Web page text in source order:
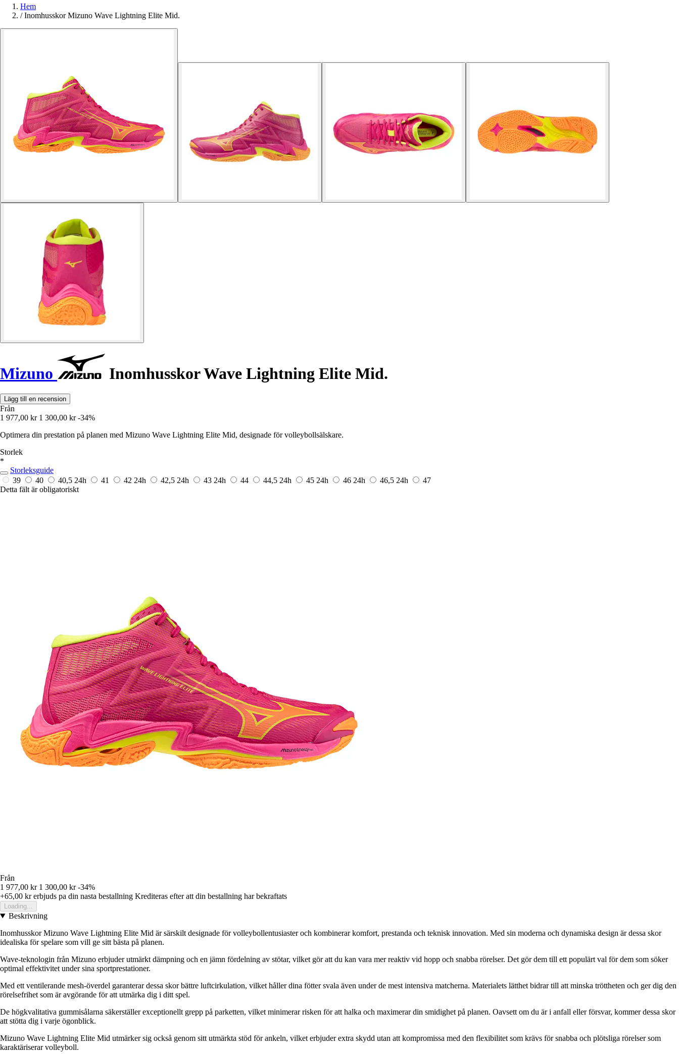
Hem
/ Inomhusskor Mizuno Wave Lightning Elite Mid.
Mizuno Inomhusskor Wave Lightning Elite Mid.
Lägg till en recension
Från
1 977,00 kr 1 300,00 kr -34%
Optimera din prestation på planen med Mizuno Wave Lightning Elite Mid, designade för volleybollsälskare.
Storlek
*
Storleksguide
39
40 40,5 24h 41 42 24h 42,5 24h 43 24h 44 44,5 24h 45 24h 46 24h 46,5 24h
47
Detta fält är obligatoriskt
Från
1 977,00 kr 1 300,00 kr -34%
+65,00 krerbjuds pa din nasta bestallning Krediteras efter att din bestallning har bekraftats
Loading...
Beskrivning
Inomhusskor Mizuno Wave Lightning Elite Mid är särskilt designade för volleybollentusiaster och kombinerar komfort, prestanda och teknisk innovation. Med sin moderna och dynamiska design är dessa skor
idealiska för spelare som vill ge sitt bästa på planen.
Wave-teknologin från Mizuno erbjuder utmärkt dämpning och en jämn fördelning av stötar, vilket gör att du kan vara mer reaktiv vid hopp och snabba rörelser. Det gör dem till ett populärt val för dem som söker
optimal effektivitet under sina sportprestationer.
Med ett ventilerande mesh-överdel garanterar dessa skor bättre luftcirkulation, vilket håller dina fötter svala även under de mest intensiva matcherna. Materialets lätthet bidrar till att minska tröttheten och ger dig den
rörelsefrihet som är avgörande för att utmärka dig i ditt spel.
De högkvalitativa gummisålarna säkerställer exceptionellt grepp på parketten, vilket minimerar risken för att halka och maximerar din smidighet på planen. Oavsett om du är i anfall eller försvar, kommer dessa skor
att stötta dig i varje ögonblick.
Mizuno Wave Lightning Elite Mid utmärker sig också genom sitt utmärkta stöd för ankeln, vilket erbjuder extra skydd utan att kompromissa med den flexibilitet som krävs för snabba och plötsliga rörelser som
karaktäriserar volleyboll.